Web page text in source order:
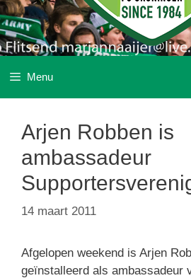
Menu
Arjen Robben is
ambassadeur
14 maart 2011
Afgelopen weekend is Arjen
geïnstalleerd als ambassadeur